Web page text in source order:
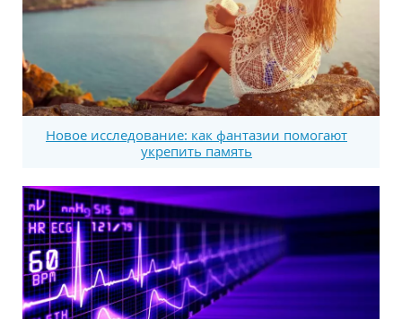
Новое исследование: как фантазии помогают
укрепить память